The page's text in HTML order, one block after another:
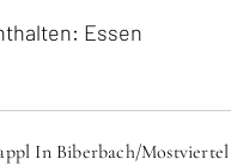
In Biberbach/